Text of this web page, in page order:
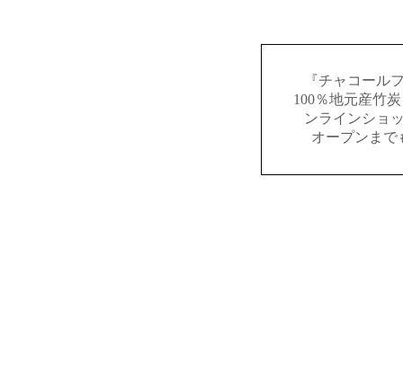
『チャコー
100％地元産竹
ンラインショ
オープンまで